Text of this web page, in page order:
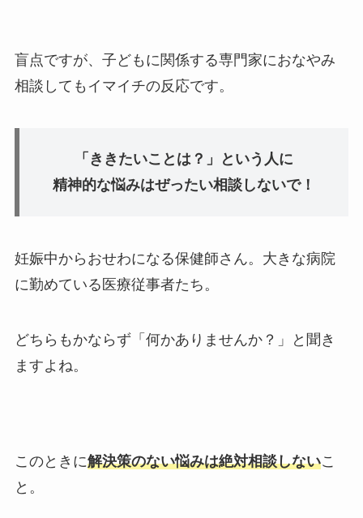
盲点ですが、子どもに関係する専門家におなやみ
相談してもイマイチの反応です。
「ききたいことは？」という人に
精神的な悩みはぜったい相談しないで！
妊娠中からおせわになる保健師さん。大きな病院
に勤めている医療従事者たち。
どちらもかならず「何かありませんか？」と聞き
ますよね。
このときに解決策のない悩みは絶対相談しないこ
と。